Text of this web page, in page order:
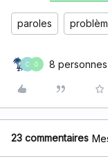
paroles
C O 8
23 commentaires